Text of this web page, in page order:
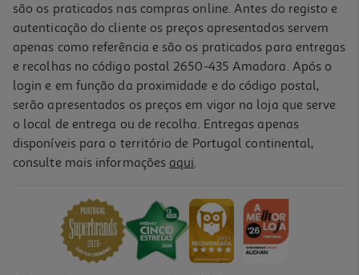
são os praticados nas compras online. Antes do registo e
autenticação do cliente os preços apresentados servem
apenas como referência e são os praticados para entregas
e recolhas no código postal 2650-435 Amadora. Após o
login e em função da proximidade e do código postal,
serão apresentados os preços em vigor na loja que serve
o local de entrega ou de recolha. Entregas apenas
disponíveis para o território de Portugal continental,
consulte mais informações aqui.